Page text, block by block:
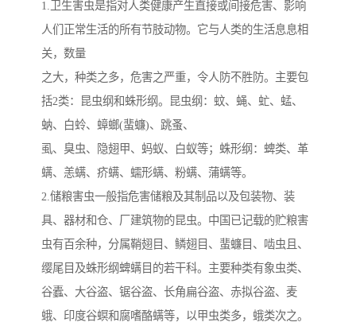
1.卫生害虫是指对人类健康产生直接或间接危害、影响
人们正常生活的所有节肢动物。它与人类的生活息息相
关，数量
之大，种类之多，危害之严重，令人防不胜防。主要包
括2类：昆虫纲和蛛形纲。昆虫纲：蚊、蝇、虻、蜢、
蚋、白蛉、蟑螂(蜚蠊)、跳蚤、
虱、臭虫、隐翅甲、蚂蚁、白蚁等；蛛形纲：蜱类、革
螨、恙螨、疥螨、蠕形螨、粉螨、蒲螨等。
2.储粮害虫一般指危害储粮及其制品以及包装物、装
具、器材和仓、厂建筑物的昆虫。中国已记载的贮粮害
虫有百余种，分属鞘翅目、鳞翅目、蜚蠊目、啮虫且、
缨尾目及蛛形纲蜱螨目的若干科。主要种类有象虫类、
谷蠹、大谷盗、锯谷盗、长角扁谷盗、赤拟谷盗、麦
蛾、印度谷螟和腐嗜酪螨等，以甲虫类多，蛾类次之。